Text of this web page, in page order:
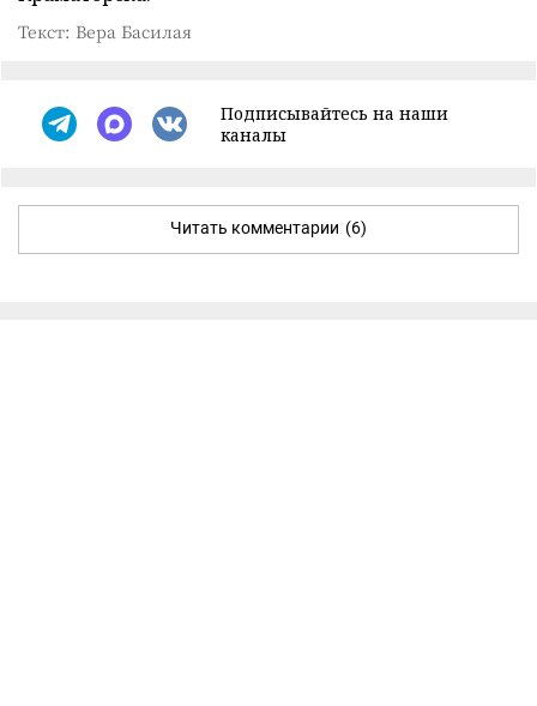
Текст: Вера Басилая
Подписывайтесь на наши
каналы
Читать комментарии (6)